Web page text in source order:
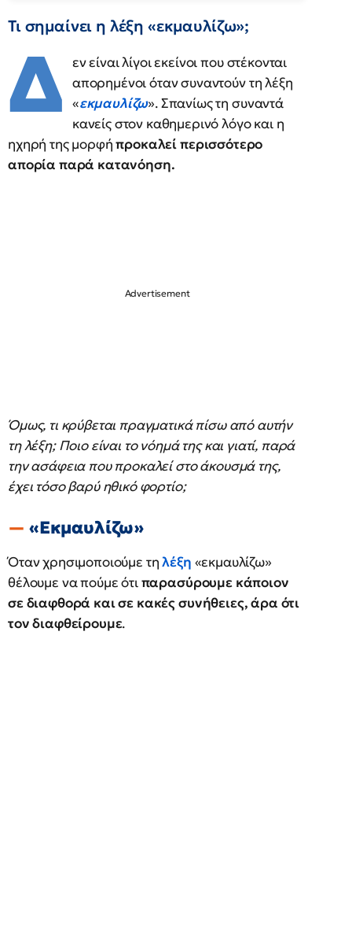
Τι σημαίνει η λέξη «εκμαυλίζω»;
Δ εν είναι λίγοι εκείνοι που στέκονται
απορημένοι όταν συναντούν τη λέξη
«εκμαυλίζω». Σπανίως τη συναντά
κανείς στον καθημερινό λόγο και η
ηχηρή της μορφήπροκαλεί περισσότερο
απορία παρά κατανόηση.
Όμως, τι κρύβεται πραγματικά πίσω από αυτήν
τη λέξη; Ποιο είναι το νόημά της και γιατί, παρά
την ασάφεια που προκαλεί στο άκουσμά της,
έχει τόσο βαρύ ηθικό φορτίο;
«Εκμαυλίζω»
Όταν χρησιμοποιούμε τηλέξη «εκμαυλίζω»
θέλουμε να πούμε ότιπαρασύρουμε κάποιον
σε διαφθορά και σε κακές συνήθειες, άρα ότι
τον διαφθείρουμε.